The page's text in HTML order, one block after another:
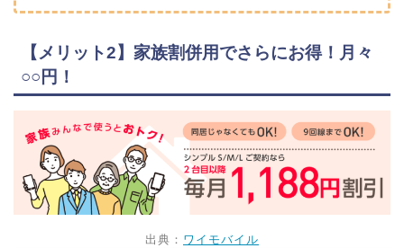
【メリット2】家族割併用でさらにお得！月々
○○円！
出典： ワイモバイル